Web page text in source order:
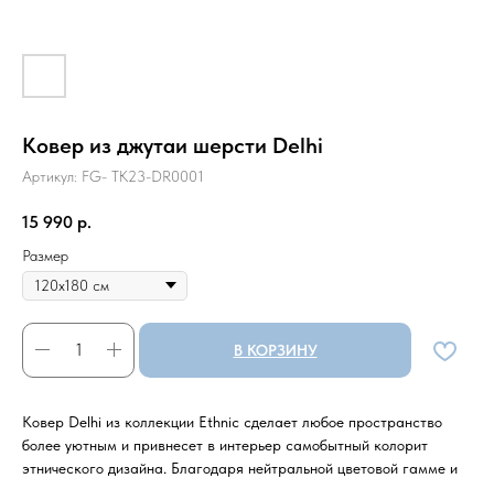
Ковер из джутаи шерсти Delhi
Артикул: FG- TK23-DR0001
15 990 р.
Размер
В КОРЗИНУ
Ковер Delhi из коллекции Ethnic сделает любое пространство
более уютным и привнесет в интерьер самобытный колорит
этнического дизайна. Благодаря нейтральной цветовой гамме и